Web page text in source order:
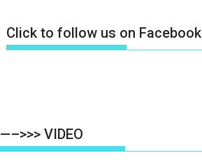
Click to follow us on Facebook
—–>>> VIDEO